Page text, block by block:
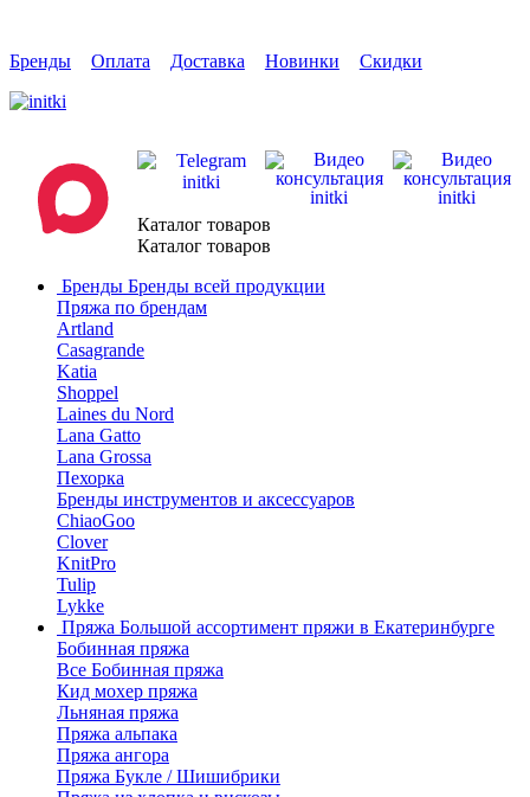
Бренды Оплата Доставка Новинки Скидки
Каталог товаров
Каталог товаров
Бренды Бренды всей продукции
Пряжа по брендам
Artland
Casagrande
Katia
Shoppel
Laines du Nord
Lana Gatto
Lana Grossa
Пехорка
Бренды инструментов и аксессуаров
ChiaoGoo
Clover
KnitPro
Tulip
Lykke
Пряжа Большой ассортимент пряжи в Екатеринбурге
Бобинная пряжа
Все Бобинная пряжа
Кид мохер пряжа
Льняная пряжа
Пряжа альпака
Пряжа ангора
Пряжа Букле / Шишибрики